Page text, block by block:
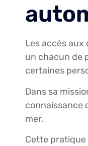
Les accès
un chacun de
certaines
Dans sa
connaissance
mer.
Cette pratique